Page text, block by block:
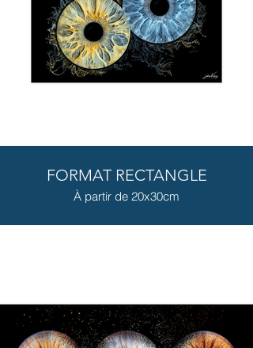
FORMAT RECTANGLE
À partir de 20x30cm